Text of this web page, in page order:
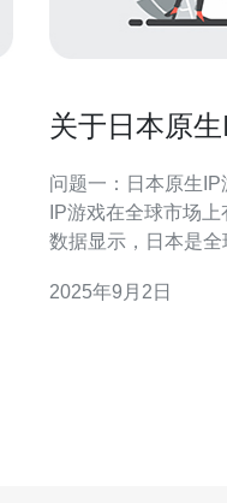
关于日本原
问题一：日本原生
IP游戏在全球市场
数据显示，日本是
了浓厚兴趣，尤其是
2025年9月2日